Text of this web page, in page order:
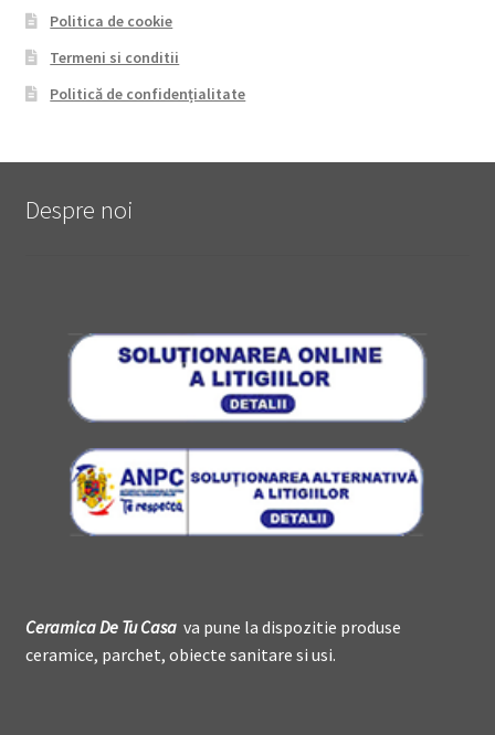
Politica de cookie
Termeni si conditii
Politică de confidențialitate
Despre noi
Ceramica DeTu Casava pune la dispozitie produse
ceramice, parchet, obiecte sanitare si usi.